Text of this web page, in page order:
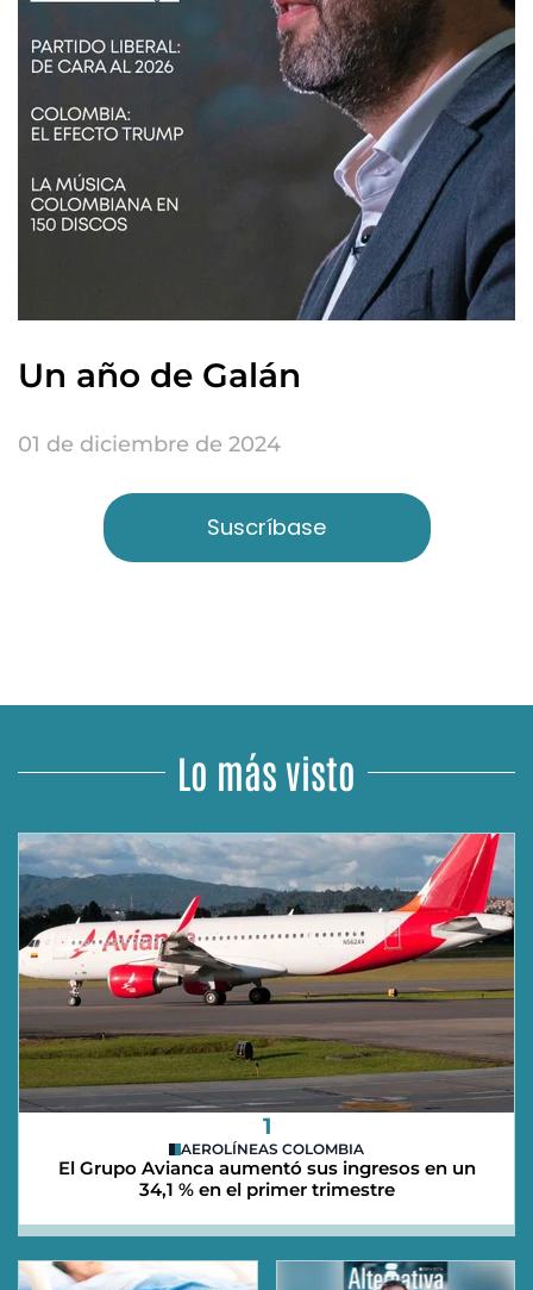
Un año de Galán
01 de diciembre de 2024
Suscríbase
Lo más visto
1
AEROLÍNEAS COLOMBIA
El Grupo Avianca aumentó sus ingresos en un
34,1 % en el primer trimestre